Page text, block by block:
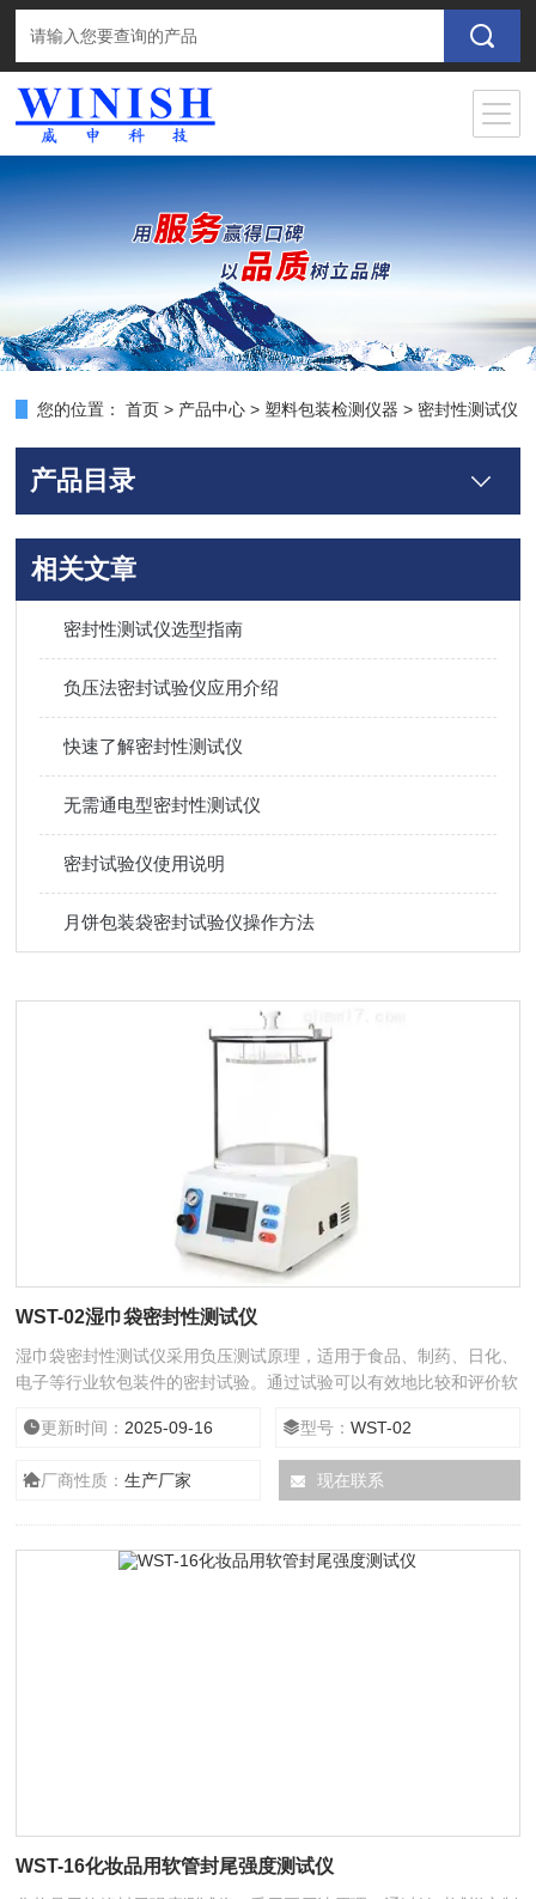
您的位置： 首页 > 产品中心 > 塑料包装检测仪器 > 密封性测试仪
产品目录
相关文章
密封性测试仪选型指南
负压法密封试验仪应用介绍
快速了解密封性测试仪
无需通电型密封性测试仪
密封试验仪使用说明
月饼包装袋密封试验仪操作方法
WST-02湿巾袋密封性测试仪
湿巾袋密封性测试仪采用负压测试原理，适用于食品、制药、日化、
电子等行业软包装件的密封试验。通过试验可以有效地比较和评价软
据。也可进行经跌落、耐压试验后的试件的密封性能测试。
更新时间： 2025-09-16 型号：WST-02
厂商性质：生产厂家 现在联系
WST-16化妆品用软管封尾强度测试仪